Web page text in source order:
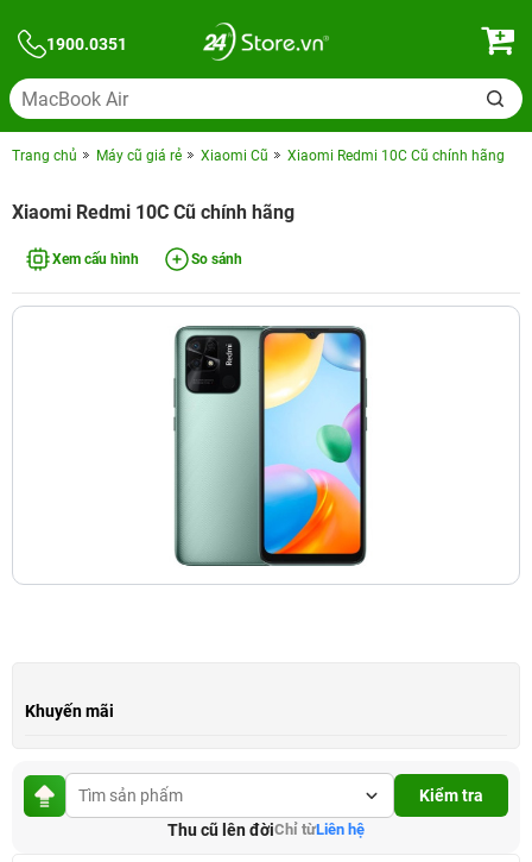
1900.0351
Trang chủ Máy cũ giá rẻ Xiaomi Cũ Xiaomi Redmi 10C Cũ chính hãng
Xiaomi Redmi 10C Cũ chính hãng
Xem cấu hình So sánh
Khuyến mãi
Kiểm tra
Thu cũ lên đờiChỉ từLiên hệ